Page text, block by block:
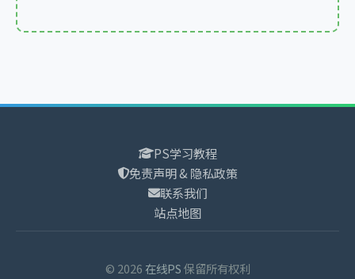
PS学习教程
免责声明 & 隐私政策
联系我们
站点地图
© 2026 在线PS保留所有权利